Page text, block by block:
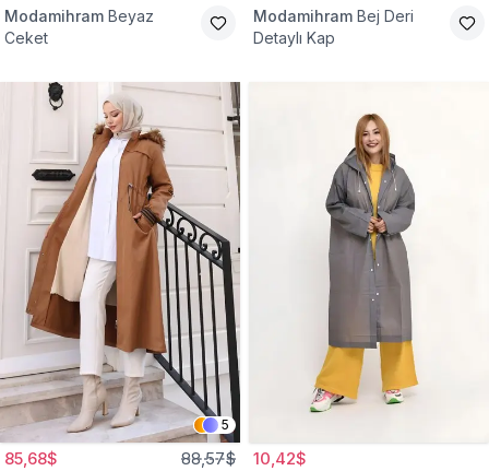
Modamihram Beyaz
Ceket
Modamihram Bej Deri
Detaylı Kap
5
85,68$ 88,57$ 10,42$